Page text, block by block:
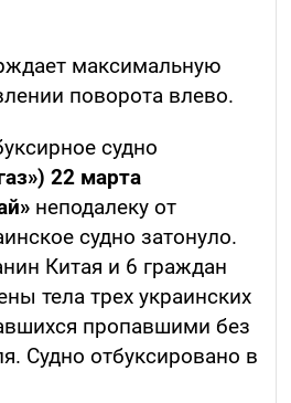
максимальную
поворота влево.
судно
22 марта
неподалеку от
судно затонуло.
Китая и 6 граждан
тела трех украинских
пропавшими без
Судно отбуксировано в